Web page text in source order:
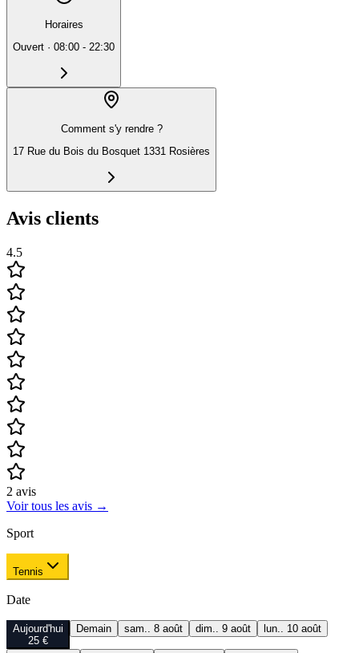
Horaires
Ouvert · 08:00 - 22:30
Comment s'y rendre ?
17 Rue du Bois du Bosquet 1331 Rosières
Avis clients
4.5
2 avis
Voir tous les avis →
Sport
Tennis
Date
Aujourd'hui
25 €
Demain sam.. 8 août dim.. 9 août lun.. 10 août